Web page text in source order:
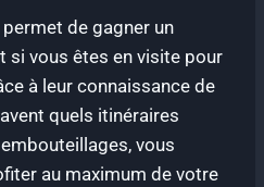
de gagner un
si vous êtes en visite pour
à leur connaissance de
quels itinéraires
vous
au maximum de votre